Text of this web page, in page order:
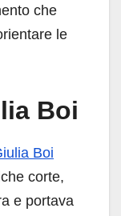
che
le
Boi
Boi
corte,
e portava